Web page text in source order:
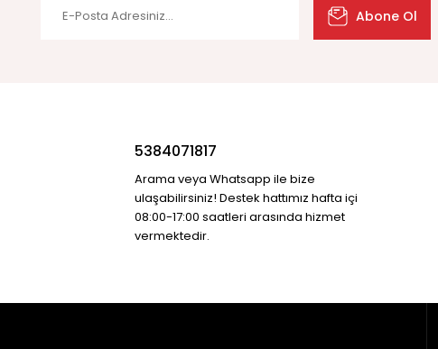
Abone Ol
5384071817
Arama veya Whatsapp ile bize
ulaşabilirsiniz! Destek hattımız hafta içi
08:00-17:00 saatleri arasında hizmet
vermektedir.